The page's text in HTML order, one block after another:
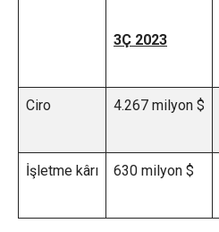
3Ç 2023
Ciro 4.267 milyon $
İşletme kârı 630 milyon $